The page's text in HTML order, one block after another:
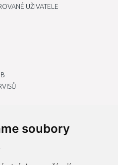
soubory
UŽIVATELE